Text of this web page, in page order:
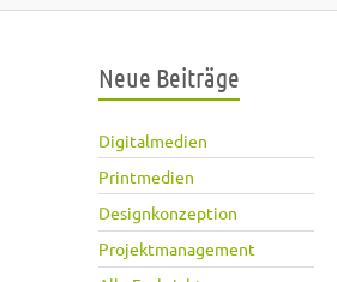
Neue Beiträge
Digitalmedien
Printmedien
Designkonzeption
Projektmanagement